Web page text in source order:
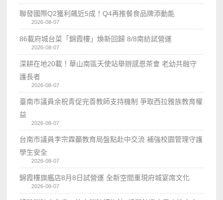
聯發國際Q2獲利飆近5成！Q4再推餐食品牌添動能
2026-08-07
86載府城台菜「錦霞樓」煥新回歸 8/8南紡試營運
2026-08-07
深耕在地20載！華山南區天使站舉辦感恩茶會 老幼共融守
護長者
2026-08-07
臺南市議員余柷青促完善教師支持機制 爭取西拉雅族教育權
益
2026-08-07
台南市議員李宗霖籲教育局盤點赴中交流 補強校園管理守護
學生安全
2026-08-07
錦霞樓旗艦店8月8日試營運 全新空間重現府城宴席文化
2026-08-07